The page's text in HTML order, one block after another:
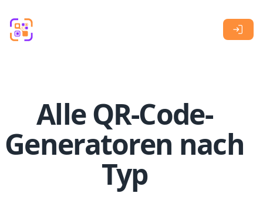
Alle QR-Code-
Generatoren nach
Typ